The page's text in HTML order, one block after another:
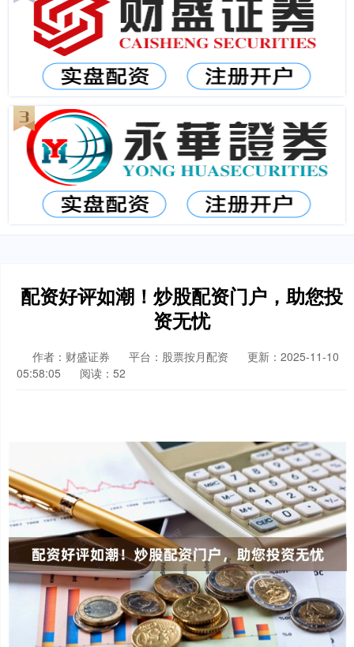
配资好评如潮！炒股配资门户，助您投
资无忧
作者：财盛证券 平台：股票按月配资
更新：2025-11-10
05:58:05
阅读：52